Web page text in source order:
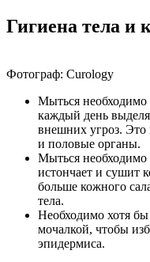
Гигиена тела и
Фотограф: Curology
Мыться необходимо
каждый день
внешних угроз. Это
и половые органы.
Мыться необходимо
истончает и сушит
больше кожного
тела.
Необходимо хотя бы
мочалкой, чтобы
эпидермиса.